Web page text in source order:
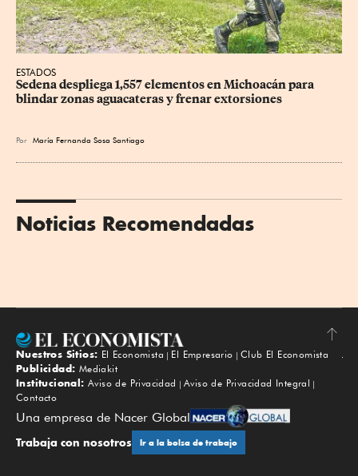
ESTADOS
Sedena despliega 1,557 elementos en Michoacán para
blindar zonas aguacateras y frenar extorsiones
Por María Fernanda Sosa Santiago
Noticias Recomendadas
Subir
Nuestros Sitios: El Economista El Empresario
Club El Economista
Publicidad: Mediakit
Institucional: Aviso de Privacidad
Aviso de Privacidad Integral
Contacto
Una empresa de Nacer Global
Trabaja con nosotros Ir a la bolsa de trabajo